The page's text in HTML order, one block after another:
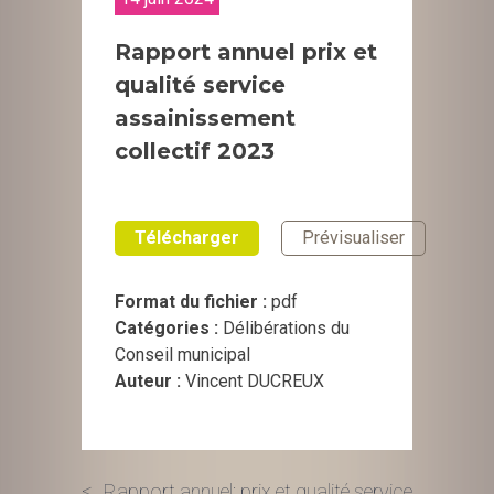
Rapport annuel prix et
qualité service
assainissement
collectif 2023
Télécharger Prévisualiser
Format du fichier : pdf
Catégories : Délibérations du
Conseil municipal
Auteur : Vincent DUCREUX